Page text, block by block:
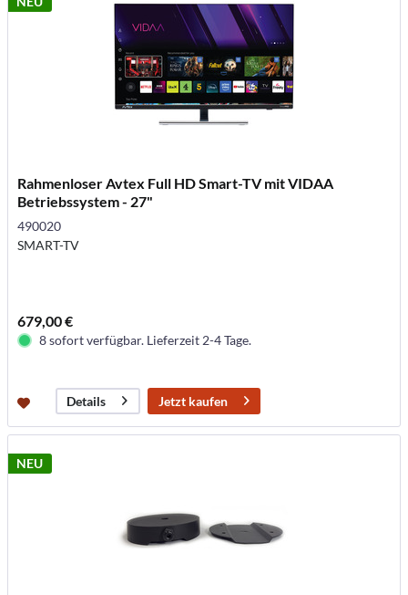
Rahmenloser Avtex Full HD Smart-TV mit VIDAA
Betriebssystem - 27"
490020
SMART-TV
679,00 €
8 sofort verfügbar. Lieferzeit 2-4 Tage.
Details Jetzt kaufen
NEU